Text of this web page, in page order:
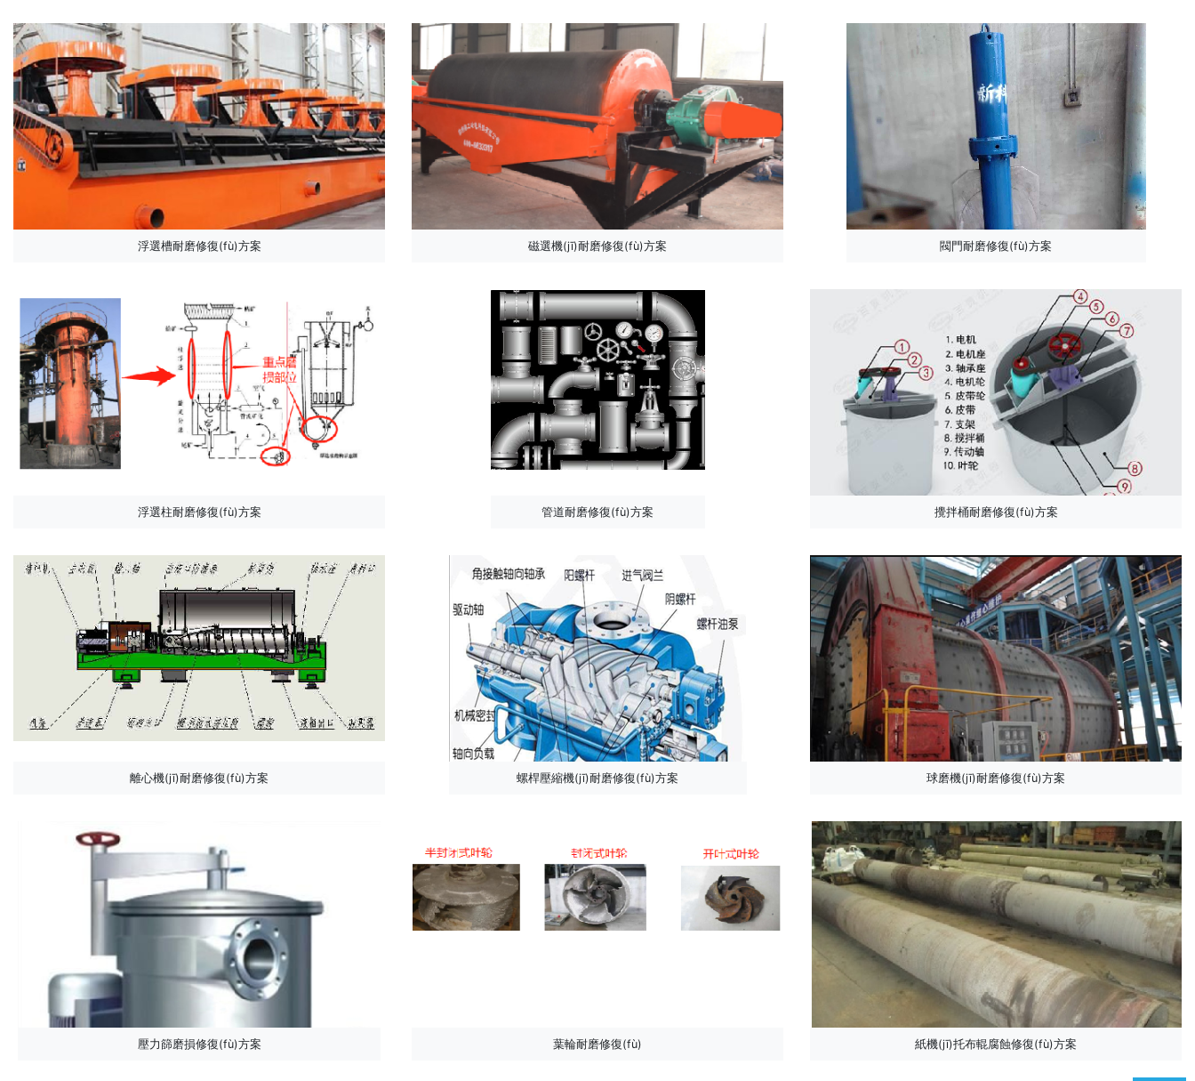
浮選槽耐磨修復(fù)方案 磁選機(jī)耐磨修復(fù)方案 閥門耐磨修復(fù)方案
浮選柱耐磨修復(fù)方案 管道耐磨修復(fù)方案 攪拌桶耐磨修復(fù)方案
離心機(jī)耐磨修復(fù)方案 螺桿壓縮機(jī)耐磨修復(fù)方案 球磨機(jī)耐磨修復(fù)方案
壓力篩磨損修復(fù)方案 葉輪耐磨修復(fù) 紙機(jī)托布輥腐蝕修復(fù)方案